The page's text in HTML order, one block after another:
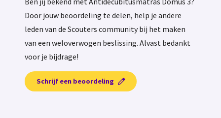
Door jouw beoordeling te delen, help je andere
leden van de Scouters community bij het maken
van een weloverwogen beslissing. Alvast bedankt
voor je bijdrage!
Schrijf een beoordeling